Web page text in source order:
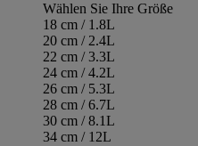
Wählen Sie Ihre Größe
18 cm / 1.8L
20 cm / 2.4L
22 cm / 3.3L
24 cm / 4.2L
26 cm / 5.3L
28 cm / 6.7L
30 cm / 8.1L
34 cm / 12L